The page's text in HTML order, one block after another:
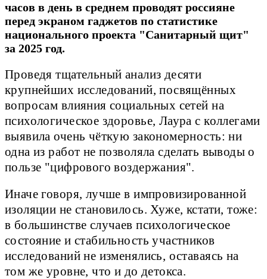
часов в день в среднем проводят россияне
перед экраном гаджетов по статистике
национального проекта "Санитарный щит"
за 2025 год.
Проведя тщательный анализ десяти
крупнейших исследований, посвящённых
вопросам влияния социальных сетей на
психологическое здоровье, Лаура с коллегами
выявила очень чёткую закономерность: ни
одна из работ не позволяла сделать выводы о
пользе "цифрового воздержания".
Иначе говоря, лучше в импровизированной
изоляции не становилось. Хуже, кстати, тоже:
в большинстве случаев психологическое
состояние и стабильность участников
исследований не изменялись, оставаясь на
том же уровне, что и до детокса.